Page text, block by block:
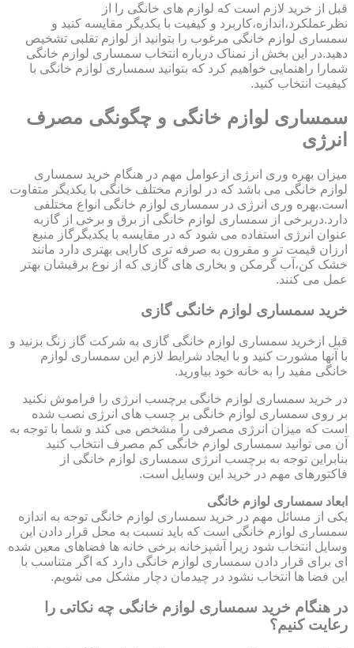
قبل از خرید لازم است که لوازم های خانگی را از
نظرعملکرد،اندازه،کاربرد و کیفیت با یکدیگر مقایسه کنید و
سمساری لوازم خانگی مرغوب را بتوانید از لوازم تقلبی تشخیص
دهید.در این بخش از نمناک درباره انتخاب سمساری لوازم خانگی
شمارا راهنمایی خواهیم کرد که بتوانید سمساری لوازم خانگی با
کیفیت انتخاب کنید.
سمساری لوازم خانگی و چگونگی مصرف
انرژی
میزان بهره وری انرژی ازعوامل مهم در هنگام خرید سمساری
لوازم خانگی می باشد که در لوازم مختلف خانگی با یکدیگر متفاوت
است.بهره وری انرژی در سمساری لوازم خانگی انواع مختلفی
دارد.دربرخی از سمساری لوازم خانگی از برق و برخی از گازبه
عنوان انرژی استفاده می شود که در مقایسه با یکدیگرگاز منبع
ارزان قیمت تر و مقرون به صرفه تری کارایی بهتری دارد مانند
خشک کن،آب گرمکن و بخاری های گازی که از نوع برقیشان بهتر
عمل می کنند.
خرید سمساری لوازم خانگی گازی
قبل ازخرید سمساری لوازم خانگی گازی به شرکت گاز زنگ بزنید و
با آنها مشورت کنید و با ایجاد شرایط لازم این سمساری لوازم
خانگی مفید را به خانه خود بیاورید.
در خرید سمساری لوازم خانگی برچسب انرژی را فراموش نکنید
بر روی سمساری لوازم خانگی بر چسب های انرژی نصب شده
است که میزان انرژی مصرفی را مشخص می کند و شما با توجه به
آن می توانید سمساری لوازم خانگی کم مصرف انتخاب کنید
بنابراین توجه به برچسب انرژی سمساری لوازم خانگی از
فاکتورهای مهم در خرید این وسایل است.
ابعاد سمساری لوازم خانگی
یکی از مسائل مهم در خرید سمساری لوازم خانگی توجه به اندازه
سمساری لوازم خانگی است که باید نسبت به محل قرار دادن این
وسایل انتخاب شود زیرا آشپزخانه برخی خانه ها فضاهای معین شده
ای برای قرار دادن سمساری لوازم خانگی دارد که اگر متناسب با
این فضا ها انتخاب نشود در چیدمان دچار مشکل می شویم.
در هنگام خرید سمساری لوازم خانگی چه نکاتی را
رعایت کنیم؟